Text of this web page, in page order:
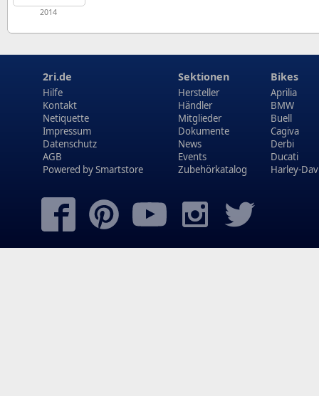
2014
2ri.de
Hilfe
Kontakt
Netiquette
Impressum
Datenschutz
AGB
Powered bySmartstore
Sektionen
Hersteller
Händler
Mitglieder
Dokumente
News
Events
Zubehörkatalog
Bikes
Aprilia
BMW
Buell
Cagiva
Derbi
Ducati
Harley-